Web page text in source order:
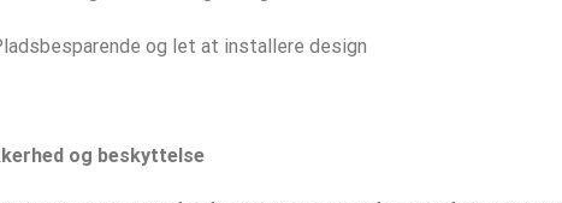
og let at installere design
og beskyttelse